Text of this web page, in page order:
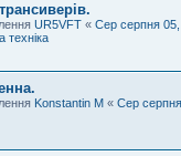
UR5VFT « Сер серпня
техніка
Konstantin M « Сер